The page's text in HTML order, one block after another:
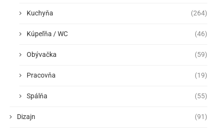
Kuchyňa (264)
Kúpeľňa / WC (46)
Obývačka (59)
Pracovňa (19)
Spálňa (55)
Dizajn (91)